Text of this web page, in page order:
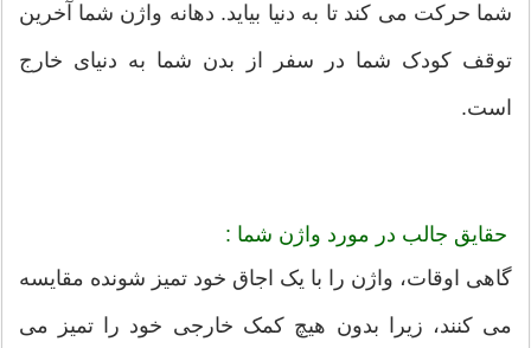
شما حرکت می کند تا به دنیا بیاید. دهانه واژن شما آخرین
توقف کودک شما در سفر از بدن شما به دنیای خارج
است.
حقایق جالب در مورد واژن شما :
گاهی اوقات، واژن را با یک اجاق خود تمیز شونده مقایسه
می کنند، زیرا بدون هیچ کمک خارجی خود را تمیز می